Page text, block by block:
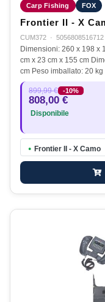
Carp Fishing FOX
Frontier II - X
CUM372 · 5056808516712
Dimensioni: 260 x 198 x
cm x 23 cm x 155 cm
cm Peso imballato: 20 kg
899,99 € -10%
808,00 €
Disponibile
● Frontier II - X Camo